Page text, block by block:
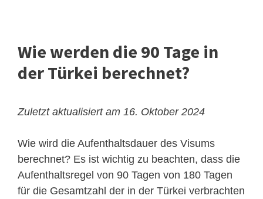
Wie werden die 90 Tage in
der Türkei berechnet?
Zuletzt aktualisiert am 16. Oktober 2024
Wie wird die Aufenthaltsdauer des Visums
berechnet? Es ist wichtig zu beachten, dass die
Aufenthaltsregel von 90 Tagen von 180 Tagen
für die Gesamtzahl der in der Türkei verbrachten